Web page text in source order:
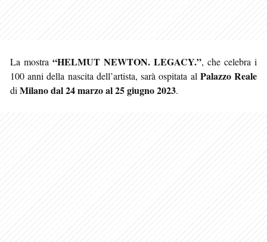
La mostra “HELMUT NEWTON. LEGACY.”, che celebra i
100 anni della nascita dell’artista, sarà ospitata al Palazzo Reale
di Milanodal 24 marzo al 25 giugno 2023.